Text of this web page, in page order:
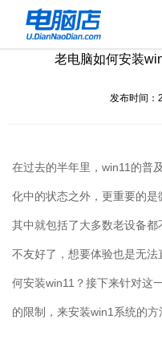
老电脑如何安装
发布时间：
在过去的半年里， win11 的普
化中的状态之外，更重要的是
其中就包括了大多数老设备都
不友好了，想要体验也是无
何安装win11 ？接下来针对这
的限制，来安装win1 系统的方